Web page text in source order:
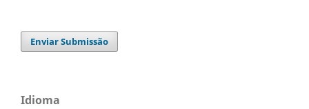
Enviar Submissão
Idioma